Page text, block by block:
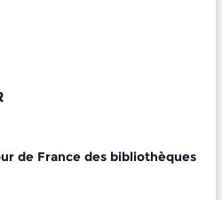
de France des bibliothèques